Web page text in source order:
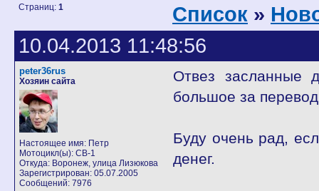
Страниц: 1 Список »
10.04.2013 11:48:56
peter36rus
Хозяин сайта
Настоящее имя: Петр
Мотоцикл(ы): CB-1
Откуда: Воронеж, улица Лизюкова
Зарегистрирован: 05.07.2005
Сообщений: 7976
Отвез засланные
большое за
Буду очень рад,
денег.